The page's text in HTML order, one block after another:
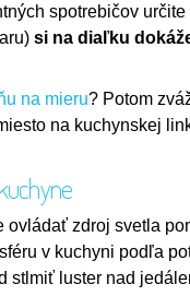
spotrebičov
si na diaľku
na mieru? Potom
na kuchynskej
ovládať zdroj svetla
v kuchyni podľa
stlmiť luster nad